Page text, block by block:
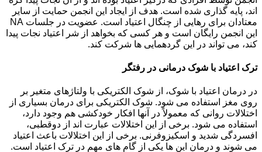
اند، پایه گذاری شده است. هدف از ایجاد این انجمن حمایت از سایر
معتادان برای رهایی از چنگال اعتیاد است. عضویت در جلسات NA
این انجمن رایگان است و هر کسی که بخواهد از شر اعتیاد نجات پیدا
کند، می تواند در این گردهمایی ها شرکت کند.
ترک اعتیاد با شوک درمانی در رفتگر
در درمان اعتیاد با شوک، از شوک الکتریکی با ولتاژهای متغیر بر
روی مغز استفاده می شود. شوک الکتریکی برای درمان بسیاری از
اختلالات روانی که معمولاً در آنها افکار خودکشی هم وجود دارد،
استفاده می شود. برخی از این اختلالات عبارت اند از دوقطبی،
افسردگی شدید و اسکیزوفرنی. برخی از این اختلالات باعث اعتیاد
می شوند و درمان این ها یکی از گام های مهم در ترک اعتیاد است.